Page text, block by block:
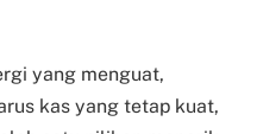
yang menguat,
kas yang tetap kuat,